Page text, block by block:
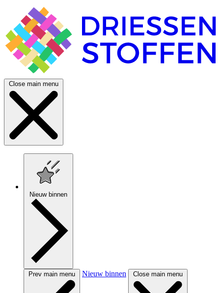
Close main menu
Nieuw binnen
Prev main menu Nieuw binnen Close main menu